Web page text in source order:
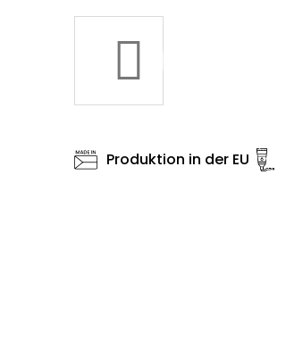
Produktion in der EU